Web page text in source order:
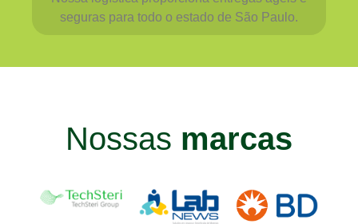
seguras para todo o estado de São Paulo.
Nossas marcas